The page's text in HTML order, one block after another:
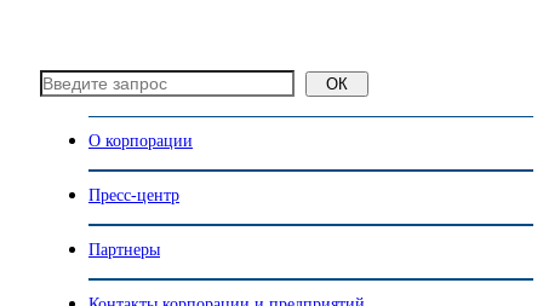
ОК
О корпорации
Пресс-центр
Партнеры